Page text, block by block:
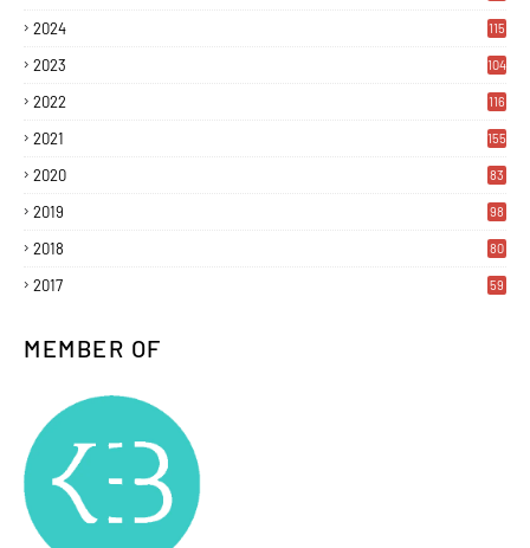
2024 115
2023 104
2022 116
2021 155
2020 83
2019 98
2018 80
2017 59
MEMBER OF